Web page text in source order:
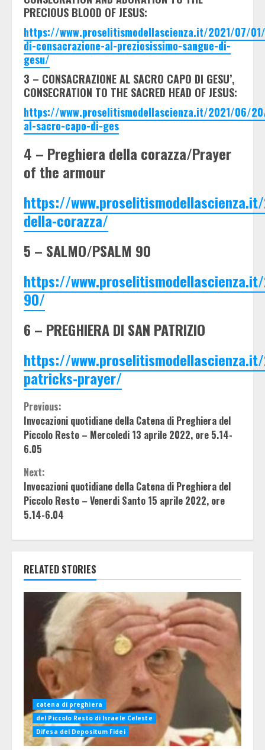
PRECIOUS BLOOD OF JESUS:
https://www.proselitismodellascienza.it/2021/07/
di-consacrazione-al-preziosissimo-sangue-di-
gesu/
3 – CONSACRAZIONE AL SACRO CAPO DI GESU’,
CONSECRATION TO THE SACRED HEAD OF JESUS:
https://www.proselitismodellascienza.it/2021/06/
al-sacro-capo-di-ges
4 – Preghiera della corazza/Prayer
of the armour
https://
della-corazza/
5 – SALMO/PSALM 90
https://
90/
6 – PREGHIERA DI SAN PATRIZIO
https://
patricks-prayer/
Continue
Reading
Previous:
Invocazioni quotidiane della Catena di Preghiera del
Piccolo Resto – Mercoledi 13 aprile 2022, ore 5.14-
6.05
Next:
Invocazioni quotidiane della Catena di Preghiera del
Piccolo Resto – Venerdi Santo 15 aprile 2022, ore
5.14-6.04
RELATED STORIES
catena di preghiera
del Piccolo Resto di Israele Celeste
Difesa del Depositum Fidei